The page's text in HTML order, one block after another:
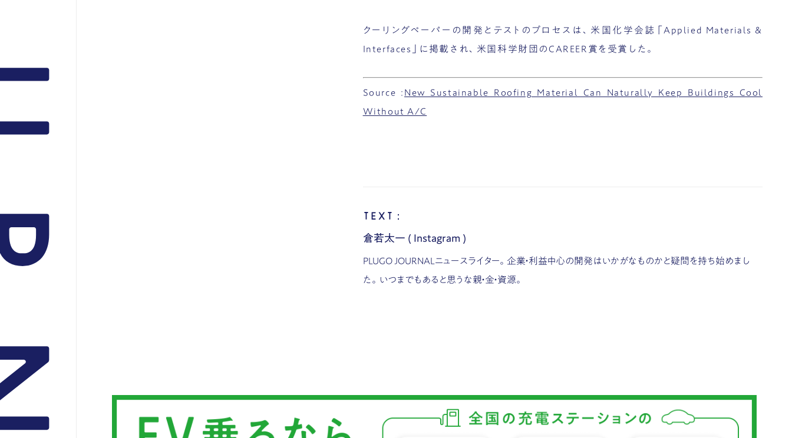
クーリングペーパーの開発とテストのプロセスは、米国化学会誌「Applied Materials &
Interfaces」に掲載され、米国科学財団のCAREER賞を受賞した。
Source : New Sustainable Roofing Material Can Naturally Keep Buildings Cool
Without A/C
TEXT：
倉若太一 ( Instagram )
PLUGO JOURNALニュースライター。企業・利益中心の開発はいかがなものかと疑問を持ち始めまし
た。いつまでもあると思うな親・金・資源。